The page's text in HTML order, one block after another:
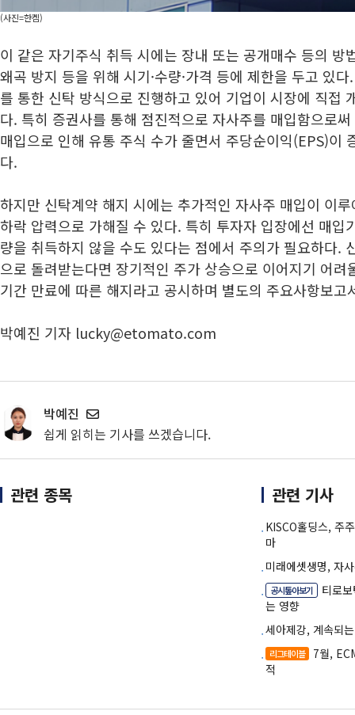
(사진=한켐)
이 같은 자기주식 취득 시에는 장내 또는 공개매수 등의 방
왜곡 방지 등을 위해 시기·수량·가격 등에 제한을 두고 있
를 통한 신탁 방식으로 진행하고 있어 기업이 시장에 직접
다. 특히 증권사를 통해 점진적으로 자사주를 매입함으로
매입으로 인해 유통 주식 수가 줄면서 주당순이익(EPS)이
다.
하지만 신탁계약 해지 시에는 추가적인 자사주 매입이 이
하락 압력으로 가해질 수 있다. 특히 투자자 입장에선 매입
량을 취득하지 않을 수도 있다는 점에서 주의가 필요하다.
으로 돌려받는다면 장기적인 주가 상승으로 이어지기 어
기간 만료에 따른 해지라고 공시하며 별도의 주요사항보
박예진 기자 lucky@etomato.com
박예진
쉽게 읽히는 기사를 쓰겠습니다.
관련 종목 관련 기사
KISCO홀딩스, 주
마
미래에셋생명, 자
공시톺아보기
티로
는 영향
세아제강, 계속되
리그테이블
7월,
적